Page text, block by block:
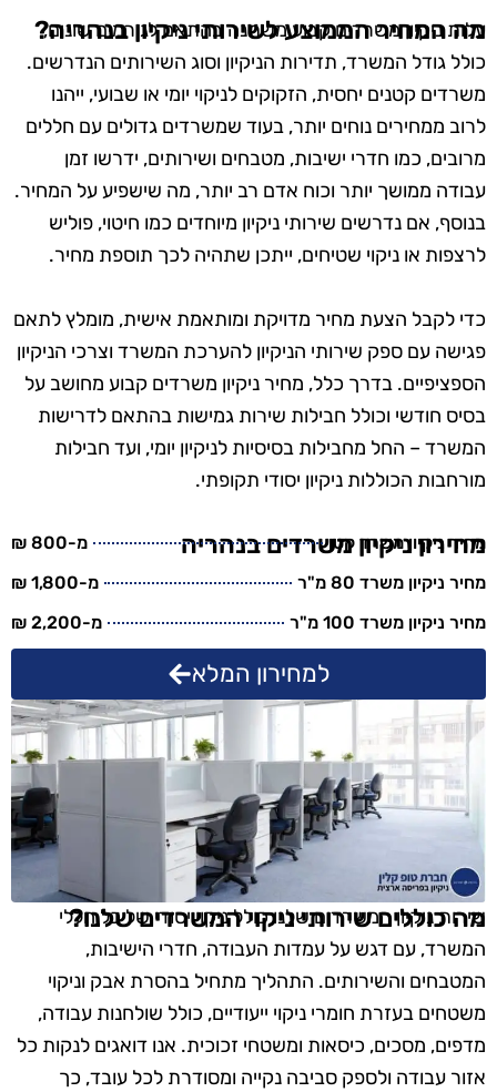
מה המחיר הממוצע לשירותי ניקיון בנהריה?
עלות ניקיון משרדים קבוע משתנה בהתאם לגורמים שונים,
כולל גודל המשרד, תדירות הניקיון וסוג השירותים הנדרשים.
משרדים קטנים יחסית, הזקוקים לניקוי יומי או שבועי, ייהנו
לרוב ממחירים נוחים יותר, בעוד שמשרדים גדולים עם חללים
מרובים, כמו חדרי ישיבות, מטבחים ושירותים, ידרשו זמן
עבודה ממושך יותר וכוח אדם רב יותר, מה שישפיע על המחיר.
בנוסף, אם נדרשים שירותי ניקיון מיוחדים כמו חיטוי, פוליש
לרצפות או ניקוי שטיחים, ייתכן שתהיה לכך תוספת מחיר.
כדי לקבל הצעת מחיר מדויקת ומותאמת אישית, מומלץ לתאם
פגישה עם ספק שירותי הניקיון להערכת המשרד וצרכי הניקיון
הספציפיים. בדרך כלל, מחיר ניקיון משרדים קבוע מחושב על
בסיס חודשי וכולל חבילות שירות גמישות בהתאם לדרישות
המשרד – החל מחבילות בסיסיות לניקיון יומי, ועד חבילות
מורחבות הכוללות ניקיון יסודי תקופתי.
מחירון ניקיון משרדים בנהריה
מחיר ניקיון משרד קטן
מ-800 ₪
מחיר ניקיון משרד 80 מ"ר
מ-1,800 ₪
מחיר ניקיון משרד 100 מ"ר
מ-2,200 ₪
למחירון המלא
מה כוללים שירותי ניקוי המשרדים שלנו?
שירות ניקיון המשרדים שלנו כולל ניקוי יסודי של כל חללי
המשרד, עם דגש על עמדות העבודה, חדרי הישיבות,
המטבחים והשירותים. התהליך מתחיל בהסרת אבק וניקוי
משטחים בעזרת חומרי ניקוי ייעודיים, כולל שולחנות עבודה,
מדפים, מסכים, כיסאות ומשטחי זכוכית. אנו דואגים לנקות כל
אזור עבודה ולספק סביבה נקייה ומסודרת לכל עובד, כך